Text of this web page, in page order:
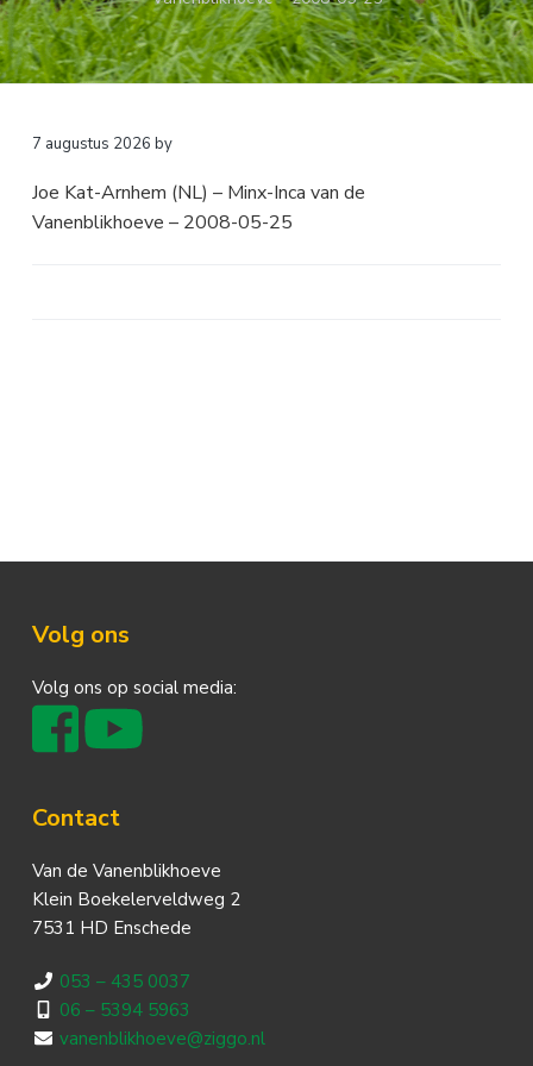
a
v
i
o
u
d
k
s
t
7 augustus 2026 by
Joe Kat-Arnhem (NL) – Minx-Inca van de
Vanenblikhoeve – 2008-05-25
Footer
Volg ons
Volg ons op social media:
Contact
Van de Vanenblikhoeve
Klein Boekelerveldweg 2
7531 HD Enschede
053 – 435 0037
06 – 5394 5963
vanenblikhoeve@ziggo.nl